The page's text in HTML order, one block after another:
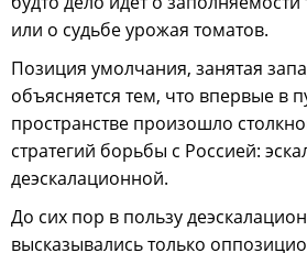
или о судьбе урожая томатов.
Позиция умолчания, занятая
объясняется тем, что впервые в
пространстве произошло
стратегий борьбы с Россией:
деэскалационной.
До сих пор в пользу
высказывались только